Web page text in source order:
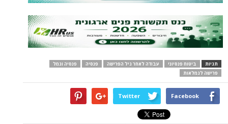
תגיות ביטוח פנסיוני עבודה לאחר גיל הפרישה פנסיה
פנסיה וגמל
פרישה לגמלאות
Facebook
Twitter